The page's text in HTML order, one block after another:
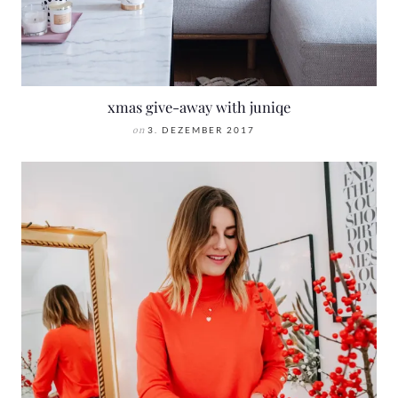
xmas give-away with juniqe
on 3. DEZEMBER 2017